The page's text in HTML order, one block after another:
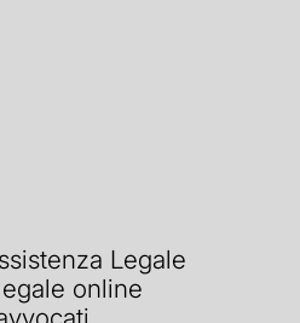
Legale
online